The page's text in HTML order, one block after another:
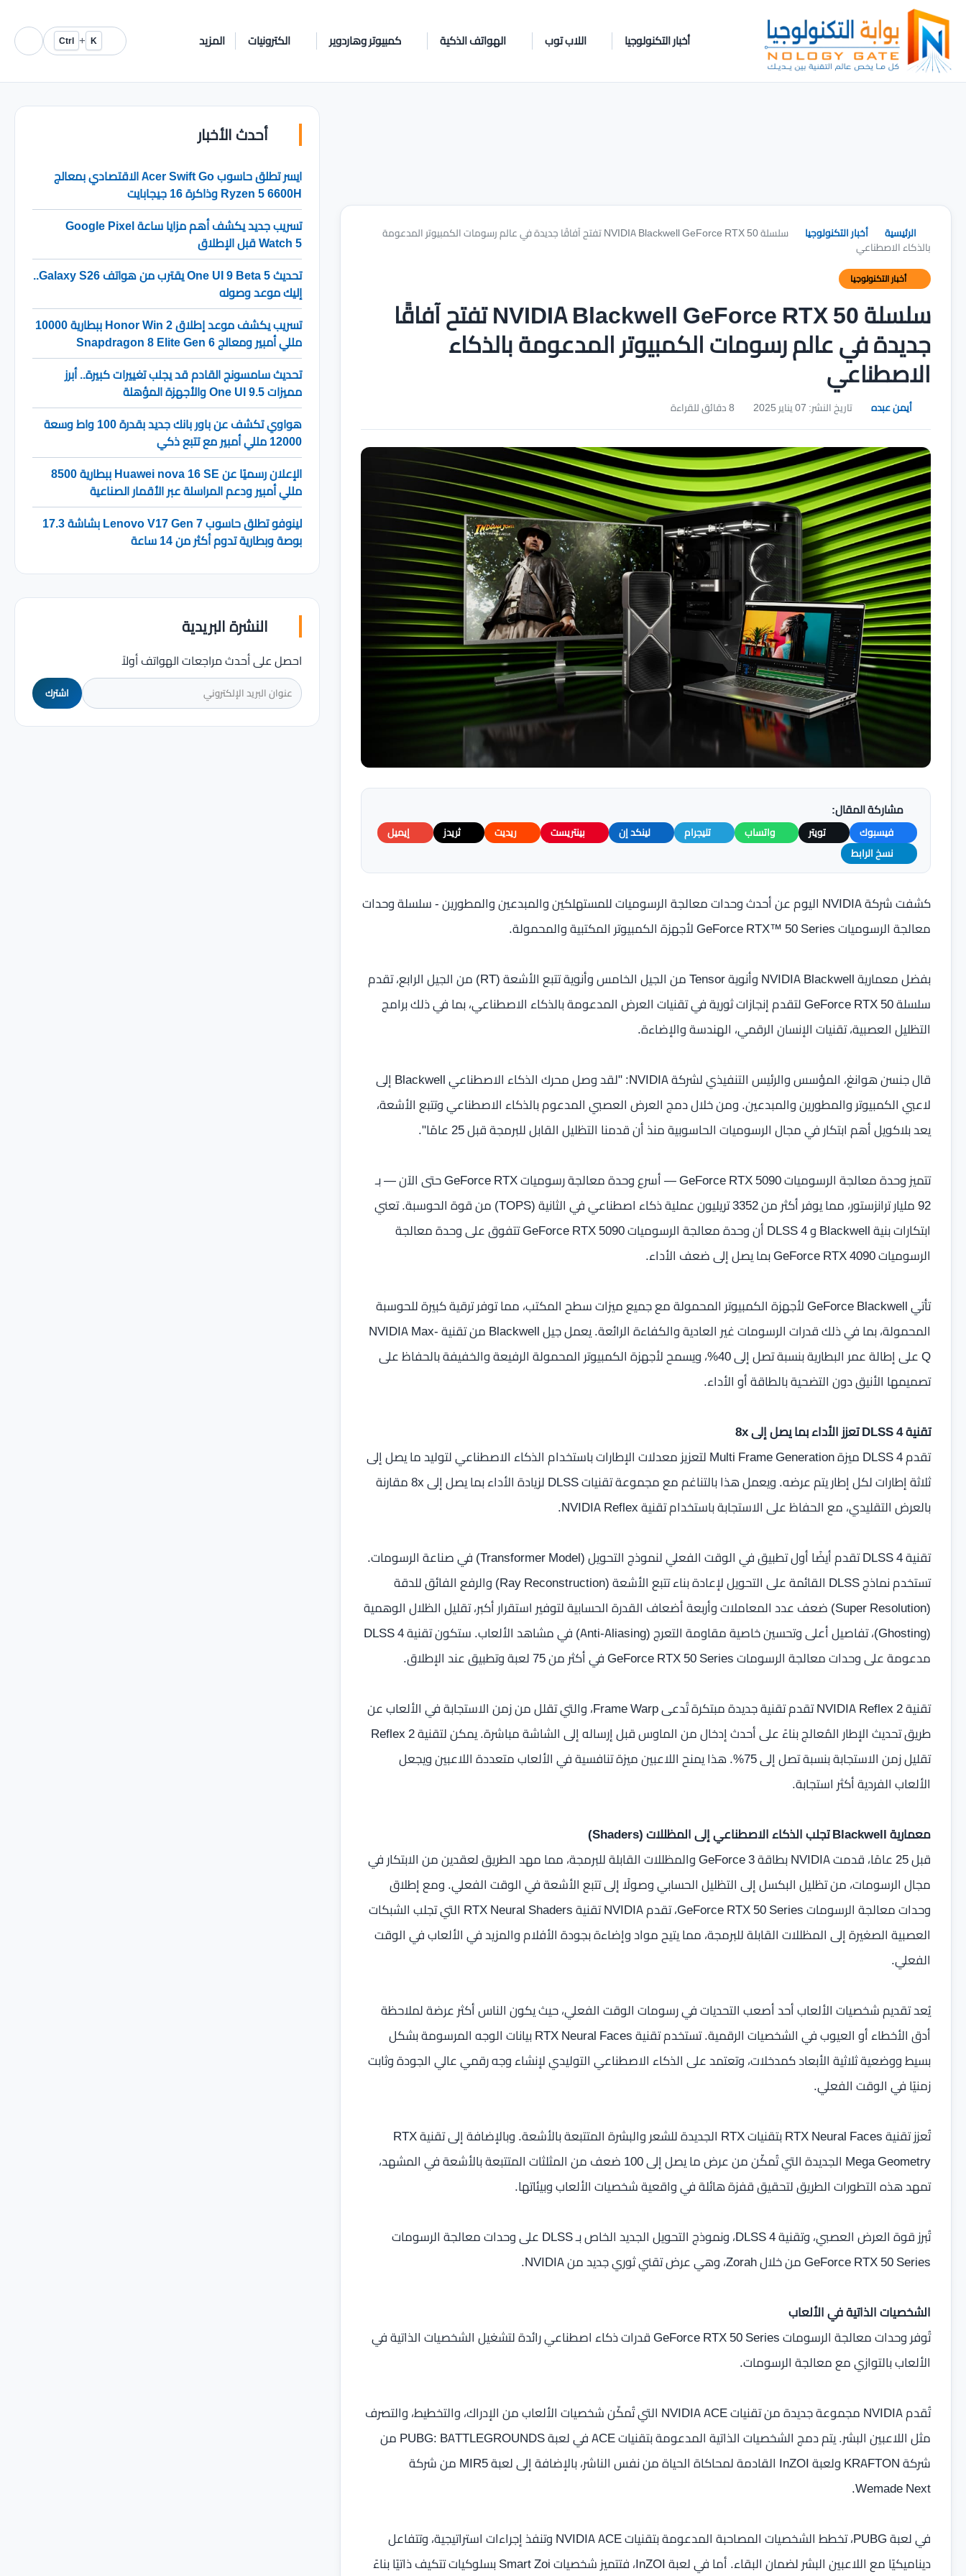
أخبار التكنولوجيا اللاب توب الهواتف الذكية كمبيوتر وهاردوير الكترونيات المزيد K
+
Ctrl
الرئيسية أخبار التكنولوجيا سلسلة NVIDIA Blackwell GeForce RTX 50 تفتح آفاقًا جديدة في عالم رسومات الكمبيوتر المدعومة
بالذكاء الاصطناعي
أخبار التكنولوجيا
سلسلة NVIDIA Blackwell GeForce RTX 50 تفتح آفاقًا
جديدة في عالم رسومات الكمبيوتر المدعومة بالذكاء
الاصطناعي
أيمن عبده تاريخ النشر: 07 يناير 2025
مشاركة المقال:
فيسبوك تويتر واتساب تليجرام لينكد إن بينتريست ريديت ثريدز
إيميل
نسخ الرابط
كشفت شركة NVIDIA اليوم عن أحدث وحدات معالجة الرسوميات للمستهلكين والمبدعين والمطورين - سلسلة وحدات
معالجة الرسوميات GeForce RTX™ 50 Series لأجهزة الكمبيوتر المكتبية والمحمولة.
بفضل معمارية NVIDIA Blackwell وأنوية Tensor من الجيل الخامس وأنوية تتبع الأشعة (RT) من الجيل الرابع، تقدم
سلسلة GeForce RTX 50 لتقدم إنجازات ثورية في تقنيات العرض المدعومة بالذكاء الاصطناعي، بما في ذلك برامج
التظليل العصبية، تقنيات الإنسان الرقمي، الهندسة والإضاءة.
قال جنسن هوانغ، المؤسس والرئيس التنفيذي لشركة NVIDIA: "لقد وصل محرك الذكاء الاصطناعي Blackwell إلى
لاعبي الكمبيوتر والمطورين والمبدعين. ومن خلال دمج العرض العصبي المدعوم بالذكاء الاصطناعي وتتبع الأشعة،
يعد بلاكويل أهم ابتكار في مجال الرسوميات الحاسوبية منذ أن قدمنا التظليل القابل للبرمجة قبل 25 عامًا".
تتميز وحدة معالجة الرسوميات GeForce RTX 5090 — أسرع وحدة معالجة رسوميات GeForce RTX حتى الآن — بـ
92 مليار ترانزستور، مما يوفر أكثر من 3352 تريليون عملية ذكاء اصطناعي في الثانية (TOPS) من قوة الحوسبة. تعني
ابتكارات بنية Blackwell و DLSS 4 أن وحدة معالجة الرسوميات GeForce RTX 5090 تتفوق على وحدة معالجة
الرسوميات GeForce RTX 4090 بما يصل إلى ضعف الأداء.
تأتي GeForce Blackwell لأجهزة الكمبيوتر المحمولة مع جميع ميزات سطح المكتب، مما توفر ترقية كبيرة للحوسبة
المحمولة، بما في ذلك قدرات الرسومات غير العادية والكفاءة الرائعة. يعمل جيل Blackwell من تقنية NVIDIA Max-
Q على إطالة عمر البطارية بنسبة تصل إلى 40%، ويسمح لأجهزة الكمبيوتر المحمولة الرفيعة والخفيفة بالحفاظ على
تصميمها الأنيق دون التضحية بالطاقة أو الأداء.
تقنية DLSS 4 تعزز الأداء بما يصل إلى 8x
تقدم DLSS 4 ميزة Multi Frame Generation لتعزيز معدلات الإطارات باستخدام الذكاء الاصطناعي لتوليد ما يصل إلى
ثلاثة إطارات لكل إطار يتم عرضه. ويعمل هذا بالتناغم مع مجموعة تقنيات DLSS لزيادة الأداء بما يصل إلى 8x مقارنة
بالعرض التقليدي، مع الحفاظ على الاستجابة باستخدام تقنية NVIDIA Reflex.
تقنية DLSS 4 تقدم أيضًا أول تطبيق في الوقت الفعلي لنموذج التحويل (Transformer Model) في صناعة الرسومات.
تستخدم نماذج DLSS القائمة على التحويل لإعادة بناء تتبع الأشعة (Ray Reconstruction) والرفع الفائق للدقة
(Super Resolution) ضعف عدد المعاملات وأربعة أضعاف القدرة الحسابية لتوفير استقرار أكبر، تقليل الظلال الوهمية
(Ghosting)، تفاصيل أعلى وتحسين خاصية مقاومة التعرج (Anti-Aliasing) في مشاهد الألعاب. ستكون تقنية DLSS 4
مدعومة على وحدات معالجة الرسومات GeForce RTX 50 Series في أكثر من 75 لعبة وتطبيق عند الإطلاق.
تقنية NVIDIA Reflex 2 تقدم تقنية جديدة مبتكرة تُدعى Frame Warp، والتي تقلل من زمن الاستجابة في الألعاب عن
طريق تحديث الإطار المُعالج بناءً على أحدث إدخال من الماوس قبل إرساله إلى الشاشة مباشرة. يمكن لتقنية Reflex 2
تقليل زمن الاستجابة بنسبة تصل إلى 75%. هذا يمنح اللاعبين ميزة تنافسية في الألعاب متعددة اللاعبين ويجعل
الألعاب الفردية أكثر استجابة.
معمارية Blackwell تجلب الذكاء الاصطناعي إلى المظللات (Shaders)
قبل 25 عامًا، قدمت NVIDIA بطاقة GeForce 3 والمظللات القابلة للبرمجة، مما مهد الطريق لعقدين من الابتكار في
مجال الرسومات، من تظليل البكسل إلى التظليل الحسابي وصولًا إلى تتبع الأشعة في الوقت الفعلي. ومع إطلاق
وحدات معالجة الرسومات GeForce RTX 50 Series، تقدم NVIDIA تقنية RTX Neural Shaders التي تجلب الشبكات
العصبية الصغيرة إلى المظللات القابلة للبرمجة، مما يتيح مواد وإضاءة بجودة الأفلام والمزيد في الألعاب في الوقت
الفعلي.
يُعد تقديم شخصيات الألعاب أحد أصعب التحديات في رسومات الوقت الفعلي، حيث يكون الناس أكثر عرضة لملاحظة
أدق الأخطاء أو العيوب في الشخصيات الرقمية. تستخدم تقنية RTX Neural Faces بيانات الوجه المرسومة بشكل
بسيط ووضعية ثلاثية الأبعاد كمدخلات، وتعتمد على الذكاء الاصطناعي التوليدي لإنشاء وجه رقمي عالي الجودة وثابت
زمنيًا في الوقت الفعلي.
تُعزز تقنية RTX Neural Faces بتقنيات RTX الجديدة للشعر والبشرة المتتبعة بالأشعة. وبالإضافة إلى تقنية RTX
Mega Geometry الجديدة التي تُمكّن من عرض ما يصل إلى 100 ضعف من المثلثات المتتبعة بالأشعة في المشهد،
تمهد هذه التطورات الطريق لتحقيق قفزة هائلة في واقعية شخصيات الألعاب وبيئاتها.
تُبرز قوة العرض العصبي، وتقنية DLSS 4، ونموذج التحويل الجديد الخاص بـ DLSS على وحدات معالجة الرسومات
GeForce RTX 50 Series من خلال Zorah، وهي عرض تقني ثوري جديد من NVIDIA.
الشخصيات الذاتية في الألعاب
تُوفر وحدات معالجة الرسومات GeForce RTX 50 Series قدرات ذكاء اصطناعي رائدة لتشغيل الشخصيات الذاتية في
الألعاب بالتوازي مع معالجة الرسومات.
تُقدم NVIDIA مجموعة جديدة من تقنيات NVIDIA ACE التي تُمكّن شخصيات الألعاب من الإدراك، والتخطيط، والتصرف
مثل اللاعبين البشر. يتم دمج الشخصيات الذاتية المدعومة بتقنيات ACE في لعبة PUBG: BATTLEGROUNDS من
شركة KRAFTON ولعبة InZOI القادمة لمحاكاة الحياة من نفس الناشر، بالإضافة إلى لعبة MIR5 من شركة
Wemade Next.
في لعبة PUBG، تخطط الشخصيات المصاحبة المدعومة بتقنيات NVIDIA ACE وتنفذ إجراءات استراتيجية، وتتفاعل
ديناميكيًا مع اللاعبين البشر لضمان البقاء. أما في لعبة InZOI، فتتميز شخصيات Smart Zoi بسلوكيات تتكيف ذاتيًا بناءً
أحدث الأخبار
ايسر تطلق حاسوب Acer Swift Go الاقتصادي بمعالج
Ryzen 5 6600H وذاكرة 16 جيجابايت
تسريب جديد يكشف أهم مزايا ساعة Google Pixel
Watch 5 قبل الإطلاق
تحديث One UI 9 Beta 5 يقترب من هواتف Galaxy S26..
إليك موعد وصوله
تسريب يكشف موعد إطلاق Honor Win 2 ببطارية 10000
مللي أمبير ومعالج Snapdragon 8 Elite Gen 6
تحديث سامسونج القادم قد يجلب تغييرات كبيرة.. أبرز
مميزات One UI 9.5 والأجهزة المؤهلة
هواوي تكشف عن باور بانك جديد بقدرة 100 واط وسعة
12000 مللي أمبير مع تتبع ذكي
الإعلان رسميًا عن Huawei nova 16 SE ببطارية 8500
مللي أمبير ودعم المراسلة عبر الأقمار الصناعية
لينوفو تطلق حاسوب Lenovo V17 Gen 7 بشاشة 17.3
بوصة وبطارية تدوم أكثر من 14 ساعة
النشرة البريدية
احصل على أحدث مراجعات الهواتف أولاً
اشترك